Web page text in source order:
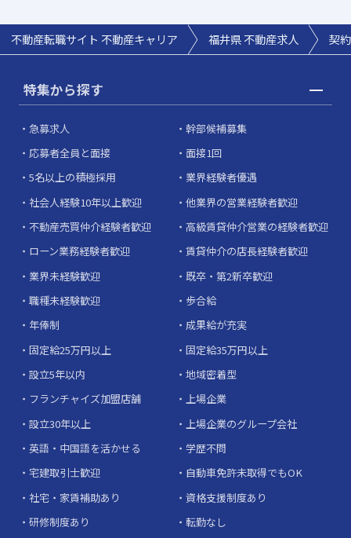
不動産転職サイト 不動産キャリア 福井県不動産求人 契
特集から探す
急募求人
幹部候補募集
応募者全員と面接
面接1回
5名以上の積極採用
業界経験者優遇
社会人経験10年以上歓迎
他業界の営業経験者歓迎
不動産売買仲介経験者歓迎
高級賃貸仲介営業の経験者歓迎
ローン業務経験者歓迎
賃貸仲介の店長経験者歓迎
業界未経験歓迎
既卒・第2新卒歓迎
職種未経験歓迎
歩合給
年俸制
成果給が充実
固定給25万円以上
固定給35万円以上
設立5年以内
地域密着型
フランチャイズ加盟店舗
上場企業
設立30年以上
上場企業のグループ会社
英語・中国語を活かせる
学歴不問
宅建取引士歓迎
自動車免許未取得でもOK
社宅・家賃補助あり
資格支援制度あり
研修制度あり
転勤なし